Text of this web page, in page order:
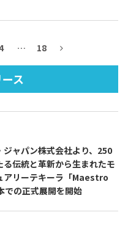
テキーラとは
テキーラマーケット
トピックス
テキーラ・メスカルが 飲めるバー
ストラン
… 18
ス
ジャパン株式会社より、250
る伝統と革新から生まれたモ
アリーテキーラ「Maestro
での正式展開を開始